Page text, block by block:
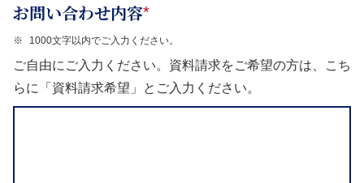
お問い合わせ内容*
※ 1000文字以内でご入力ください。
ご自由にご入力ください。資料請求をご希望の方は、こち
らに「資料請求希望」とご入力ください。